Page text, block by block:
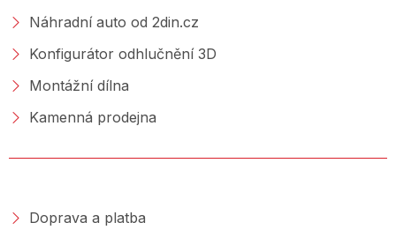
Náhradní auto od 2din.cz
Konfigurátor odhlučnění 3D
Montážní dílna
Kamenná prodejna
Doprava a platba